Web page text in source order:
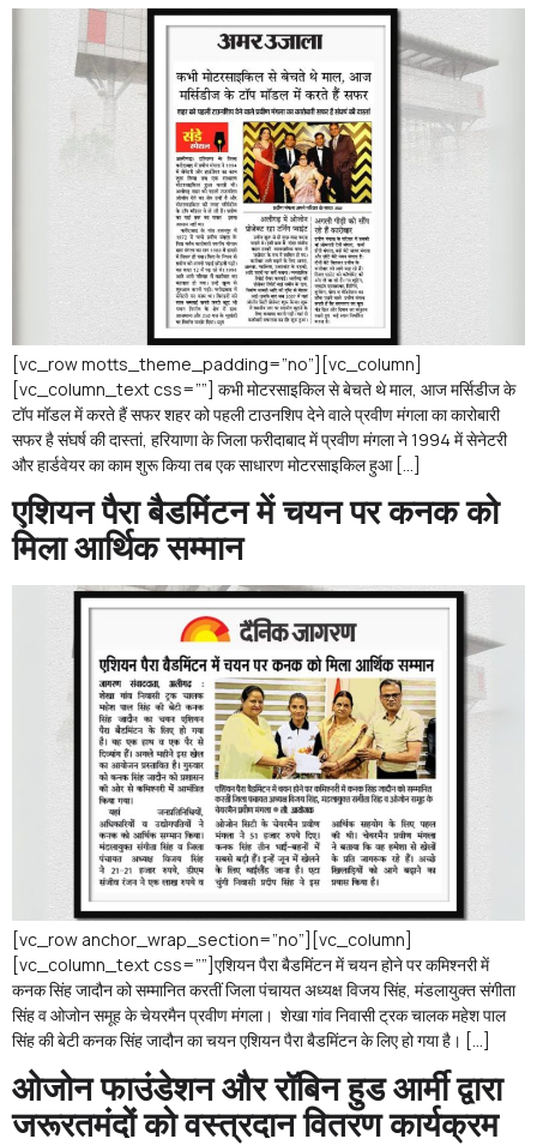
[vc_row motts_theme_padding=”no”][vc_column]
[vc_column_text css=””] कभी मोटरसाइकिल से बेचते थे माल, आज मर्सिडीज के
टॉप मॉडल में करते हैं सफर शहर को पहली टाउनशिप देने वाले प्रवीण मंगला का कारोबारी
सफर है संघर्ष की दास्तां, हरियाणा के जिला फरीदाबाद में प्रवीण मंगला ने 1994 में सेनेटरी
और हार्डवेयर का काम शुरू किया तब एक साधारण मोटरसाइकिल हुआ […]
एशियन पैरा बैडमिंटन में चयन पर कनक को
मिला आर्थिक सम्मान
[vc_row anchor_wrap_section=”no”][vc_column]
[vc_column_text css=””]एशियन पैरा बैडमिंटन में चयन होने पर कमिश्नरी में
कनक सिंह जादौन को सम्मानित करतीं जिला पंचायत अध्यक्ष विजय सिंह, मंडलायुक्त संगीता
सिंह व ओजोन समूह के चेयरमैन प्रवीण मंगला। शेखा गांव निवासी ट्रक चालक महेश पाल
सिंह की बेटी कनक सिंह जादौन का चयन एशियन पैरा बैडमिंटन के लिए हो गया है। […]
ओजोन फाउंडेशन और रॉबिन हुड आर्मी द्वारा
जरूरतमंदों को वस्त्रदान वितरण कार्यक्रम